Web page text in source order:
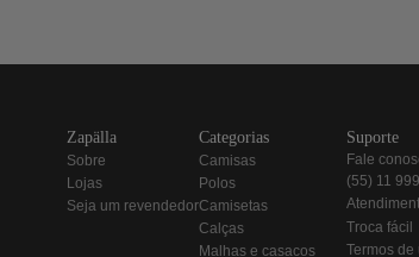
zapälla
sobre
lojas
seja um revendedor
categorias
camisas
polos
camisetas
calças
malhas e casacos
suporte
fale
(55) 11
troca fácil
termos de